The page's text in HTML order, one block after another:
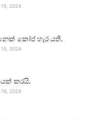
2024
කෝප් හැර යති.
2024
කරයි.
2024